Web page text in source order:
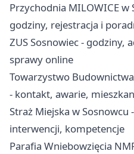
Przychodnia MILOWICE w
godziny, rejestracja i
ZUS Sosnowiec - godziny,
sprawy online
Towarzystwo
- kontakt, awarie,
Straż Miejska w Sosnowcu
interwencji, kompetencje
Parafia Wniebowzięcia